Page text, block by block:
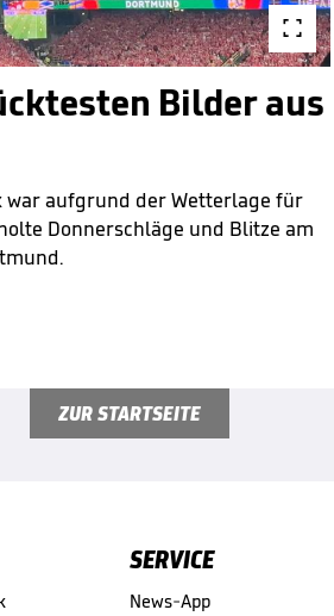

Bilder aus
war aufgrund der Wetterlage für
Donnerschläge und Blitze am
ZUR STARTSEITE
SERVICE
News-App